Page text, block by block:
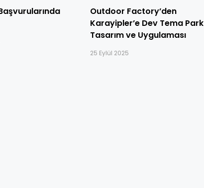
Outdoor Factory’den
Karayipler’e Dev Tema Park
Tasarım ve Uygulaması
25 Eylül 2025